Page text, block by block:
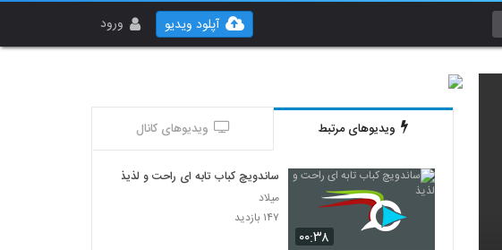
ورود آپلود ویدیو
ویدیوهای مرتبط ویدیوهای کانال
۰۰:۳۸
ساندویچ کباب تابه ای راحت و لذیذ
میلاد
۱۴۷ بازدید